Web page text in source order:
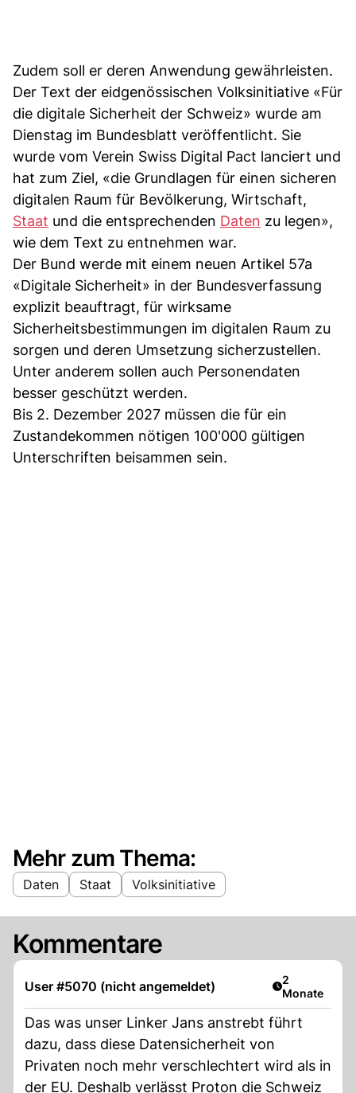
Zudem soll er deren Anwendung gewährleisten.
Der Text der eidgenössischen Volksinitiative «Für
die digitale Sicherheit der Schweiz» wurde am
Dienstag im Bundesblatt veröffentlicht. Sie
wurde vom Verein Swiss Digital Pact lanciert und
hat zum Ziel, «die Grundlagen für einen sicheren
digitalen Raum für Bevölkerung, Wirtschaft,
Staat und die entsprechenden Daten zu legen»,
wie dem Text zu entnehmen war.
Der Bund werde mit einem neuen Artikel 57a
«Digitale Sicherheit» in der Bundesverfassung
explizit beauftragt, für wirksame
Sicherheitsbestimmungen im digitalen Raum zu
sorgen und deren Umsetzung sicherzustellen.
Unter anderem sollen auch Personendaten
besser geschützt werden.
Bis 2. Dezember 2027 müssen die für ein
Zustandekommen nötigen 100'000 gültigen
Unterschriften beisammen sein.
Mehr zum Thema:
Daten Staat Volksinitiative
Kommentare
User #5070 (nicht angemeldet) Artikel
2
Monate
Das was unser Linker Jans anstrebt führt
dazu, dass diese Datensicherheit von
Privaten noch mehr verschlechtert wird als in
der EU. Deshalb verlässt Proton die Schweiz